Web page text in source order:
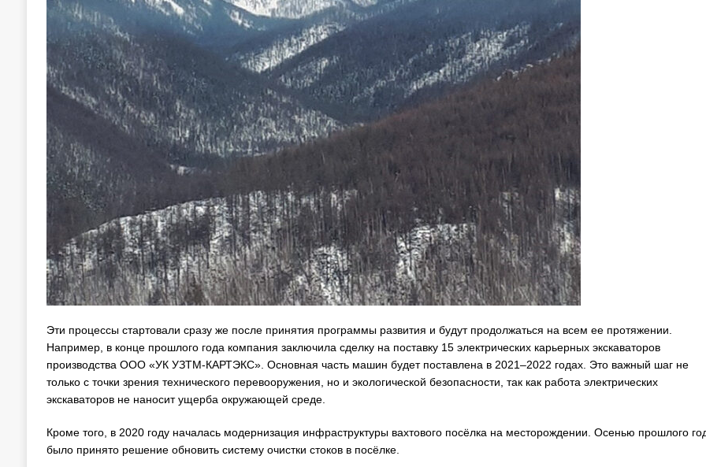
Эти процессы стартовали сразу же после принятия программы развития и будут продолжаться на всем ее протяжении.
Например, в конце прошлого года компания заключила сделку на поставку 15 электрических карьерных экскаваторов
производства ООО «УК УЗТМ-КАРТЭКС». Основная часть машин будет поставлена в 2021–2022 годах. Это важный шаг не
только с точки зрения технического перевооружения, но и экологической безопасности, так как работа электрических
экскаваторов не наносит ущерба окружающей среде.
Кроме того, в 2020 году началась модернизация инфраструктуры вахтового посёлка на месторождении. Осенью прошлого
было принято решение обновить систему очистки стоков в посёлке.